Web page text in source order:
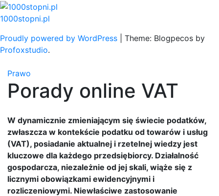
Skip
to
1000stopni.pl
Proudly powered by WordPress
Theme: Blogpecos by
Profoxstudio.
Prawo
Porady online VAT
W dynamicznie zmieniającym się świecie podatków,
zwłaszcza w kontekście podatku od towarów i usług
(VAT), posiadanie aktualnej i rzetelnej wiedzy jest
kluczowe dla każdego przedsiębiorcy. Działalność
gospodarcza, niezależnie od jej skali, wiąże się z
licznymi obowiązkami ewidencyjnymi i
rozliczeniowymi. Niewłaściwe zastosowanie